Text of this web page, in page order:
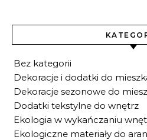
Bez kategorii
Dekoracje i dodatki do
Dekoracje sezonowe do
Dodatki tekstylne do wnętrz
Ekologia w wykańczaniu
Ekologiczne materiały do